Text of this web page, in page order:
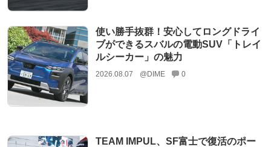
使い勝手抜群！安心してロングドライ
ブができるスバルの電動SUV「トレイ
ルシーカー」の魅力
2026.08.07 @DIME 0
TEAM IMPUL、SF富士で復活のポー